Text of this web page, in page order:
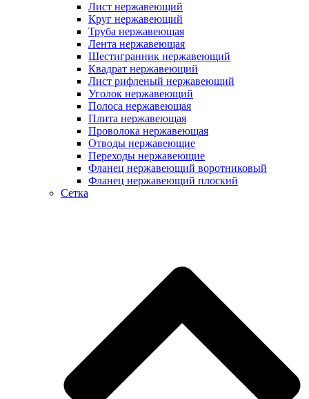
Лист нержавеющий
Круг нержавеющий
Труба нержавеющая
Лента нержавеющая
Шестигранник нержавеющий
Квадрат нержавеющий
Лист рифленый нержавеющий
Уголок нержавеющий
Полоса нержавеющая
Плита нержавеющая
Проволока нержавеющая
Отводы нержавеющие
Переходы нержавеющие
Фланец нержавеющий воротниковый
Фланец нержавеющий плоский
Сетка